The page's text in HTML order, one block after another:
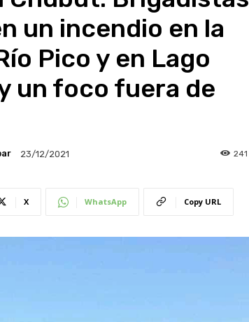
un incendio en la
Pico y en Lago
un foco fuera de
23/12/2021 241
X WhatsApp Copy URL